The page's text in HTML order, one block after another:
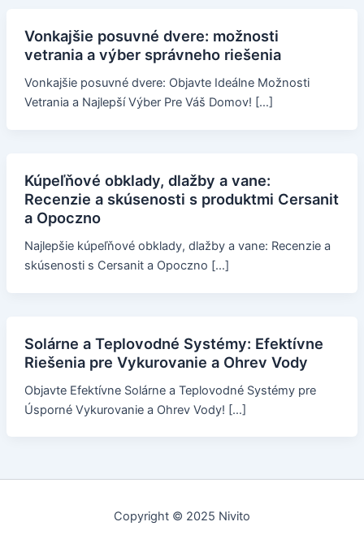
Vonkajšie posuvné dvere: možnosti
vetrania a výber správneho riešenia
Vonkajšie posuvné dvere: Objavte Ideálne Možnosti
Vetrania a Najlepší Výber Pre Váš Domov! […]
Kúpeľňové obklady, dlažby a vane:
Recenzie a skúsenosti s produktmi Cersanit
a Opoczno
Najlepšie kúpeľňové obklady, dlažby a vane: Recenzie a
skúsenosti s Cersanit a Opoczno […]
Solárne a Teplovodné Systémy: Efektívne
Riešenia pre Vykurovanie a Ohrev Vody
Objavte Efektívne Solárne a Teplovodné Systémy pre
Úsporné Vykurovanie a Ohrev Vody! […]
Copyright © 2025 Nivito